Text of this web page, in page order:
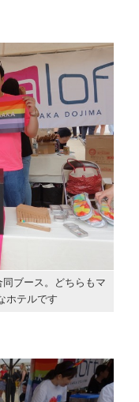
ブース。どちらもマ
ホテルです